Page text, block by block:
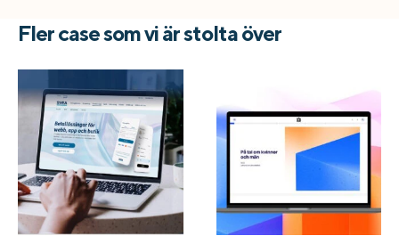
Fler case som vi är stolta över